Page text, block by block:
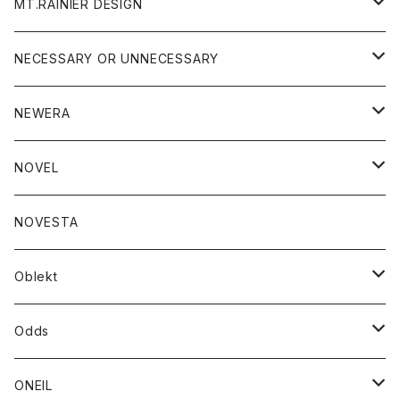
MT.RAINIER DESIGN
アウター
コート
ジャケット
アクセサリー
バッグ
グッズ
ウォレット
靴
トップス
ジャケット
シャツ
ボトム
ショートパンツ
パンツ
レディース
シャツ
NECESSARY OR UNNECESSARY
アウター
コート
ジャケット
アクセサリー
バッグ
ブレスレット
グッズ
靴
ストール/マフラー
トップス
シャツ
シャツジャケット
ボトム
ショートパンツ
NEWERA
帽子
NOVEL
トップス
カットソー
スエット
ボトム
NOVESTA
Oblekt
ボトム
ショートパンツ
レディース
Odds
帽子
ONEIL